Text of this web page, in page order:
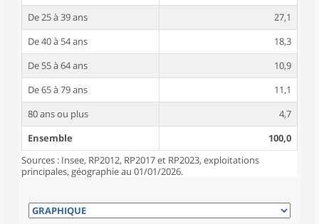
De 25 à 39 ans
27,1
De 40 à 54 ans
18,3
De 55 à 64 ans
10,9
De 65 à 79 ans
11,1
80 ans ou plus
4,7
Ensemble
100,0
Sources : Insee, RP2012, RP2017 et RP2023, exploitations
principales, géographie au 01/01/2026.